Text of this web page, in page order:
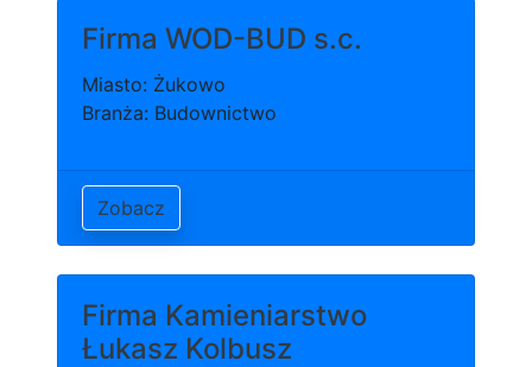
Firma WOD-BUD s.c.
Miasto: Żukowo
Branża: Budownictwo
Zobacz
Firma Kamieniarstwo
Łukasz Kolbusz